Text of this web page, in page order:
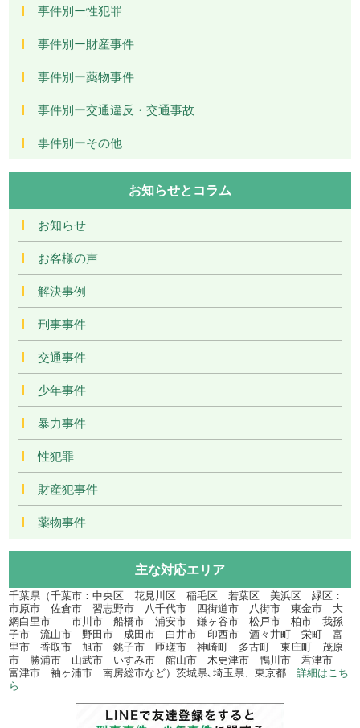
事件別ー性犯罪
事件別ー財産事件
事件別ー薬物事件
事件別ー交通違反・交通事故
事件別ーその他
お知らせとコラム
お知らせ
お客様の声
解決事例
刑事事件
交通事件
少年事件
暴力事件
性犯罪
財産犯事件
薬物事件
主な対応エリア
千葉県（千葉市：中央区 花見川区 稲毛区 若葉区 美浜区 緑区：
市原市 佐倉市 習志野市 八千代市 四街道市 八街市 東金市 大
網白里市 市川市 船橋市 浦安市 鎌ヶ谷市 松戸市 柏市 我孫
子市 流山市 野田市 成田市 白井市 印西市 酒々井町 栄町 富
里市 香取市 旭市 銚子市 匝瑳市 神崎町 多古町 東庄町 茂原
市 勝浦市 山武市 いすみ市 館山市 木更津市 鴨川市 君津市
富津市 袖ヶ浦市 南房総市など）茨城県､埼玉県、東京都詳細はこち
ら